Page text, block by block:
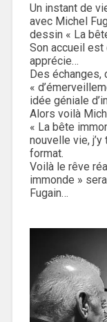
Un instant de
avec Michel
dessin « La
Son accueil est
apprécie…
Des échanges,
«
idée géniale
Alors voilà
« La bête
nouvelle vie,
format.
Voilà le rêve
immonde »
Fugain…